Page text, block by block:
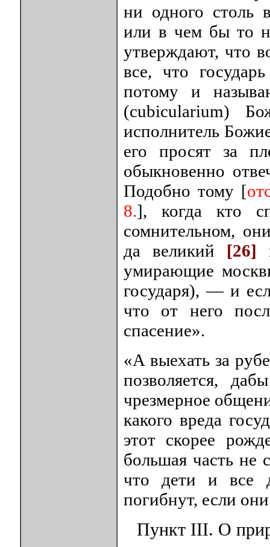
ни одного столь
или в чем бы то
утверждают, что
все, что
потому и
(cubicularium)
исполнитель
его просят за
обыкновенно
Подобно тому [
8.], когда кто
сомнительном,
да великий [26]
умирающие
государя), — и
что от него
спасение».
«А выехать за
позволяется,
чрезмерное
какого вреда
этот скорее
большая часть не
что дети и все
погибнут, если
Пункт III. О